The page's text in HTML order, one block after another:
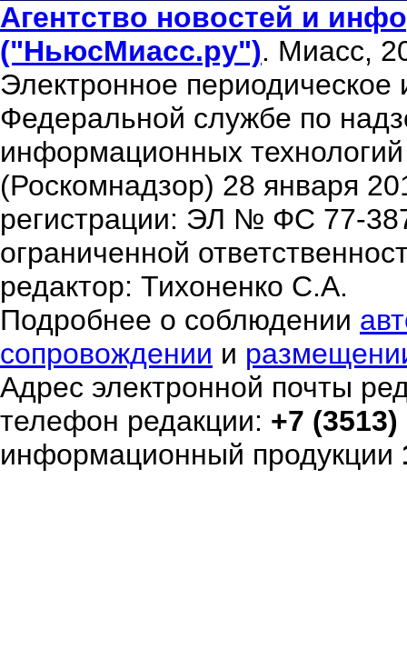
Агентство новостей и
("НьюсМиасс.ру"). Миасс,
Электронное периодическое
Федеральной службе по
информационных
(Роскомнадзор) 28 января
регистрации: ЭЛ № ФС 77-
ограниченной
редактор: Тихоненко С.А.
Подробнее о соблюдении
сопровождении и
Адрес электронной почты
телефон редакции: +7
информационный продукции